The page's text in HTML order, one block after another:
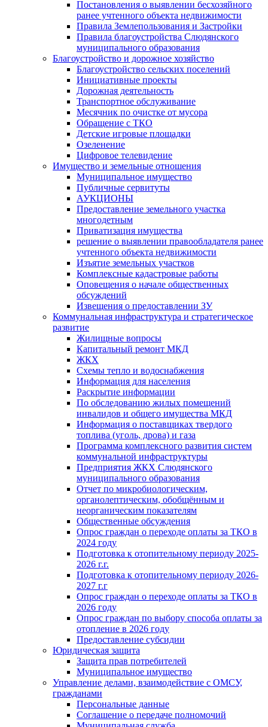
Постановления о выявлении бесхозяйного
ранее учтенного объекта недвижимости
Правила Землепользования и Застройки
Правила благоустройства Слюдянского
муниципального образования
Благоустройство и дорожное хозяйство
Благоустройство сельских поселений
Инициативные проекты
Дорожная деятельность
Транспортное обслуживание
Месячник по очистке от мусора
Обращение с ТКО
Детские игровые площадки
Озеленение
Цифровое телевидение
Имущество и земельные отношения
Муниципальное имущество
Публичные сервитуты
АУКЦИОНЫ
Предоставление земельного участка
многодетным
Приватизация имущества
решение о выявлении правообладателя ранее
учтенного объекта недвижимости
Изъятие земельных участков
Комплексные кадастровые работы
Оповещения о начале общественных
обсуждений
Извещения о предоставлении ЗУ
Коммунальная инфраструктура и стратегическое
развитие
Жилищные вопросы
Капитальный ремонт МКД
ЖКХ
Схемы тепло и водоснабжения
Информация для населения
Раскрытие информации
По обследованию жилых помещений
инвалидов и общего имущества МКД
Информация о поставщиках твердого
топлива (уголь, дрова) и газа
Программа комплексного развития систем
коммунальной инфраструктуры
Предприятия ЖКХ Слюдянского
муниципального образования
Отчет по микробиологическим,
органолептическим, обобщённым и
неорганическим показателям
Общественные обсуждения
Опрос граждан о переходе оплаты за ТКО в
2024 году
Подготовка к отопительному периоду 2025-
2026 г.г.
Подготовка к отопительному периоду 2026-
2027 г.г
Опрос граждан о переходе оплаты за ТКО в
2026 году
Опрос граждан по выбору способа оплаты за
отопление в 2026 году
Предоставление субсидии
Юридическая защита
Защита прав потребителей
Муниципальное имущество
Управление делами, взаимодействие с ОМСУ,
гражданами
Персональные данные
Соглашение о передаче полномочий